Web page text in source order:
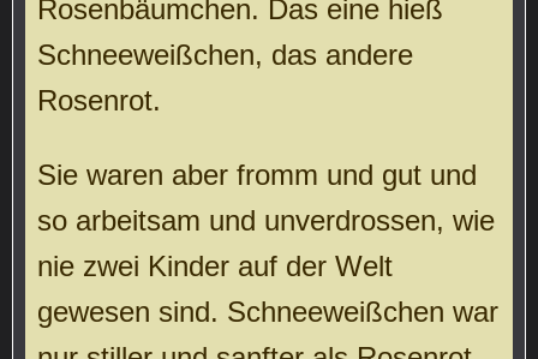
Rosenbäumchen. Das eine hieß
Schneeweißchen, das andere
Rosenrot.
Sie waren aber fromm und gut und
so arbeitsam und unverdrossen, wie
nie zwei Kinder auf der Welt
gewesen sind. Schneeweißchen war